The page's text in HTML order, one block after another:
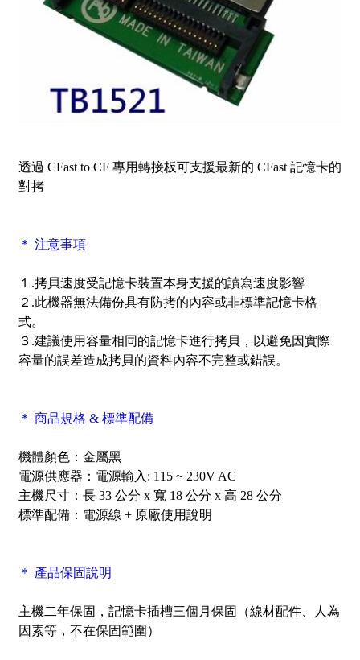
透過 CFast to CF 專用轉接板可支援最新的 CFast 記憶卡的
對拷
＊ 注意事項
１.拷貝速度受記憶卡裝置本身支援的讀寫速度影響
２.此機器無法備份具有防拷的內容或非標準記憶卡格
式。
３.建議使用容量相同的記憶卡進行拷貝，以避免因實際
容量的誤差造成拷貝的資料內容不完整或錯誤。
＊ 商品規格 & 標準配備
機體顏色：金屬黑
電源供應器：電源輸入: 115 ~ 230V AC
主機尺寸：長 33 公分 x 寬 18 公分 x 高 28 公分
標準配備：電源線 + 原廠使用說明
＊ 產品保固說明
主機二年保固，記憶卡插槽三個月保固（線材配件、人為
因素等，不在保固範圍）